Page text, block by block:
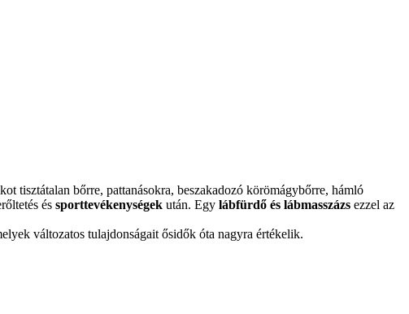
tisztátalan bőrre, pattanásokra, beszakadozó körömágybőrre, hámló
és sporttevékenységek után. Egy lábfürdő és lábmasszázs ezzel az
változatos tulajdonságait ősidők óta nagyra értékelik.